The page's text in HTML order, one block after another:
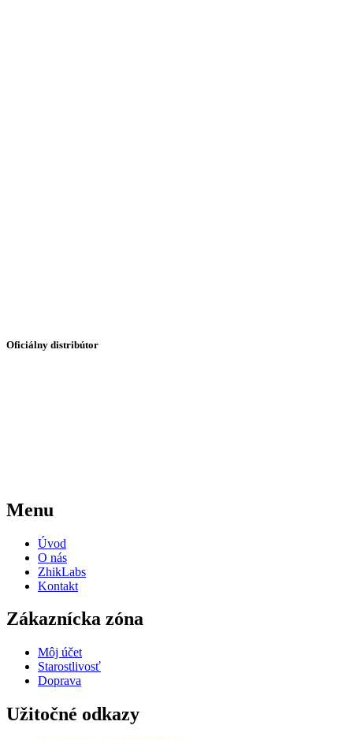
Oficiálny distribútor
Menu
Úvod
O nás
ZhikLabs
Kontakt
Zákaznícka zóna
Môj účet
Starostlivosť
Doprava
Užitočné odkazy